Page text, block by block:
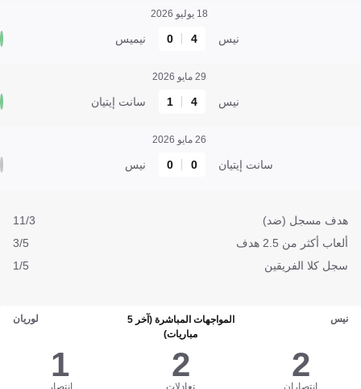
18 يوليو 2026
نيس 4
0 نيميس
29 مايو 2026
نيس 4
1 سانت إيتيان
26 مايو 2026
سانت إيتيان 0
0 نيس
هدف مسجل (ضد)
11/3
ألعاب أكثر من 2.5 هدف
3/5
سجل كلا الفريقين
1/5
نيس
المواجهات المباشرة (آخر 5
مباريات)
لوريان
2
انتصاران
2
تعادلات
1
انتصار